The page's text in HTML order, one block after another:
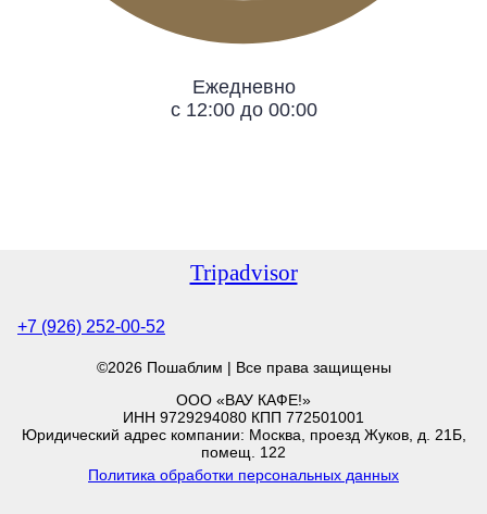
Ежедневно
с 12:00 до 00:00
Tripadvisor
+7 (926) 252-00-52
©2026 Пошаблим | Все права защищены
ООО «ВАУ КАФЕ!»
ИНН 9729294080 КПП 772501001
Юридический адрес компании: Москва, проезд Жуков, д. 21Б,
помещ. 122
Политика обработки персональных данных